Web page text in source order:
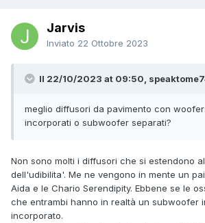
Jarvis
Inviato 22 Ottobre 2023
Il 22/10/2023 at 09:50,
meglio diffusori da pavimento con
incorporati o subwoofer separati?
Non sono molti i diffusori che si estendono
dell'udibilita'. Me ne vengono in mente un
Aida e le Chario Serendipity. Ebbene se le
che entrambi hanno in realtà un subwoofer
incorporato.